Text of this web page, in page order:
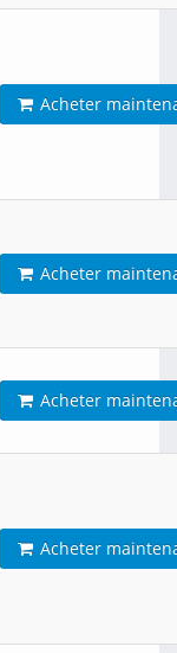
Acheter
Acheter
Acheter
Acheter